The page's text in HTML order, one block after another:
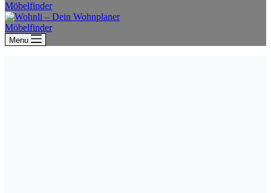
Möbelfinder
Möbelfinder
Menu